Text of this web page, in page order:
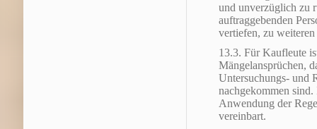
und unverzüglich zu
auftraggebenden
vertiefen, zu
13.3. Für Kaufleute
Mängelansprüchen,
Untersuchungs- und
nachgekommen
Anwendung der
vereinbart.